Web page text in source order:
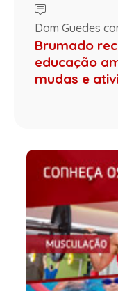
Dom Guedes
Brumado
educação
mudas e